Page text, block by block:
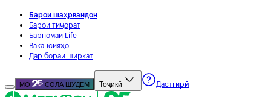
Барои шаҳрвандон
Барои тиҷорат
Барномаи Life
Вакансияҳо
Дар бораи ширкат
МО СОЛА ШУДЕМ Тоҷикӣ Дастгирӣ